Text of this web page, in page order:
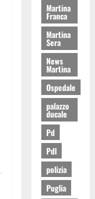
Martina
Franca
Martina
Sera
News
Martina
Ospedale
palazzo
ducale
Pd
Pdl
polizia
Puglia